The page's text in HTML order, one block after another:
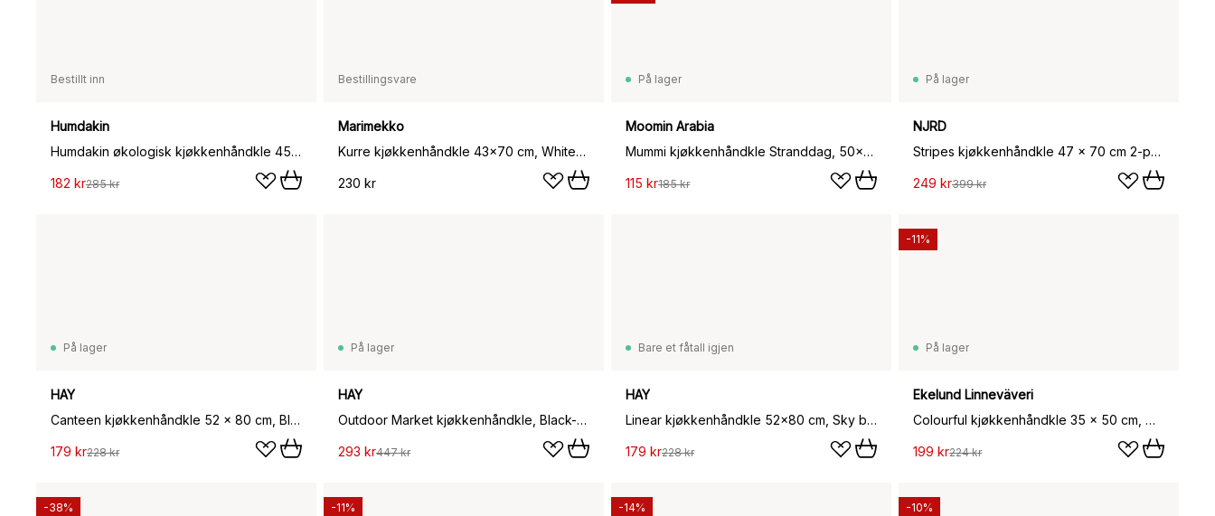
Bestillt inn
Humdakin
Humdakin økologisk kjøkkenhåndkle 45 x 70 cm 2-pk, Light stone
182 kr285 kr
Bestillingsvare
Marimekko
Kurre kjøkkenhåndkle 43x70 cm, White-light blue-toffee
230 kr
På lager
Moomin Arabia
Mummi kjøkkenhåndkle Stranddag, 50x70 cm
115 kr185 kr
På lager
NJRD
Stripes kjøkkenhåndkle 47 x 70 cm 2-pakning, Blå-hvit
249 kr399 kr
På lager
HAY
Canteen kjøkkenhåndkle 52 x 80 cm, Blue pinstripe
179 kr228 kr
På lager
HAY
Outdoor Market kjøkkenhåndkle, Black-beige, 2-pakning
293 kr447 kr
Bare et fåtall igjen
HAY
Linear kjøkkenhåndkle 52x80 cm, Sky blue
179 kr228 kr
På lager
Ekelund Linneväveri
Colourful kjøkkenhåndkle 35 x 50 cm, Multi
199 kr224 kr
-11%
-38% -11% -14% -10%